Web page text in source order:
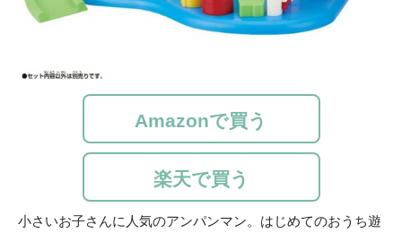
Amazonで買う
楽天で買う
小さいお子さんに人気のアンパンマン。はじめてのおうち遊